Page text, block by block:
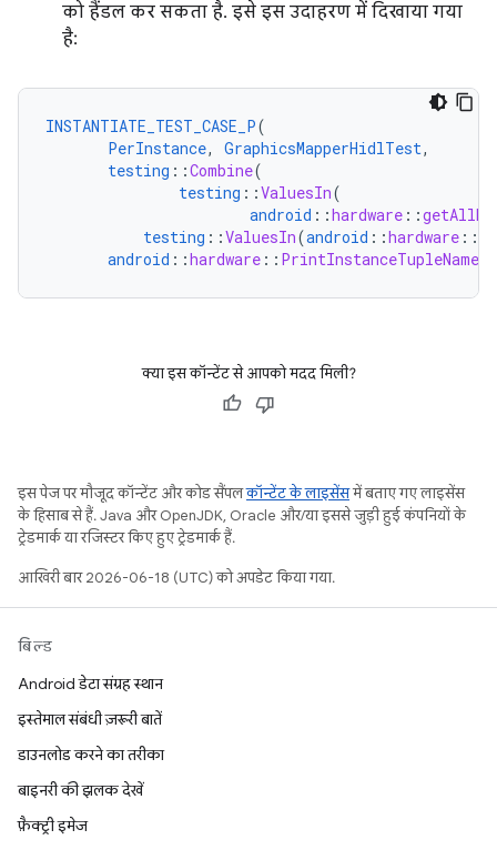
को हैंडल कर सकता है. इसे इस उदाहरण में दिखाया गया
है:
INSTANTIATE_TEST_CASE_P(
PerInstance, GraphicsMapperHidlTest,
testing ::Combine(
testing ::ValuesIn(
android ::hardware ::
testing ::ValuesIn(android ::hardware ::
android ::hardware ::
क्या इस कॉन्टेंट से आपको मदद मिली?
इस पेज पर मौजूद कॉन्टेंट और कोड सैंपलकॉन्टेंट के लाइसेंसमें बताए गए लाइसेंस
के हिसाब से हैं. Java और OpenJDK, Oracle और/या इससे जुड़ी हुई कंपनियों के
ट्रेडमार्क या रजिस्टर किए हुए ट्रेडमार्क हैं.
आखिरी बार 2026-06-18 (UTC) को अपडेट किया गया.
बिल्ड
Android डेटा संग्रह स्थान
इस्तेमाल संबंधी ज़रूरी बातें
डाउनलोड करने का तरीका
बाइनरी की झलक देखें
फ़ैक्ट्री इमेज